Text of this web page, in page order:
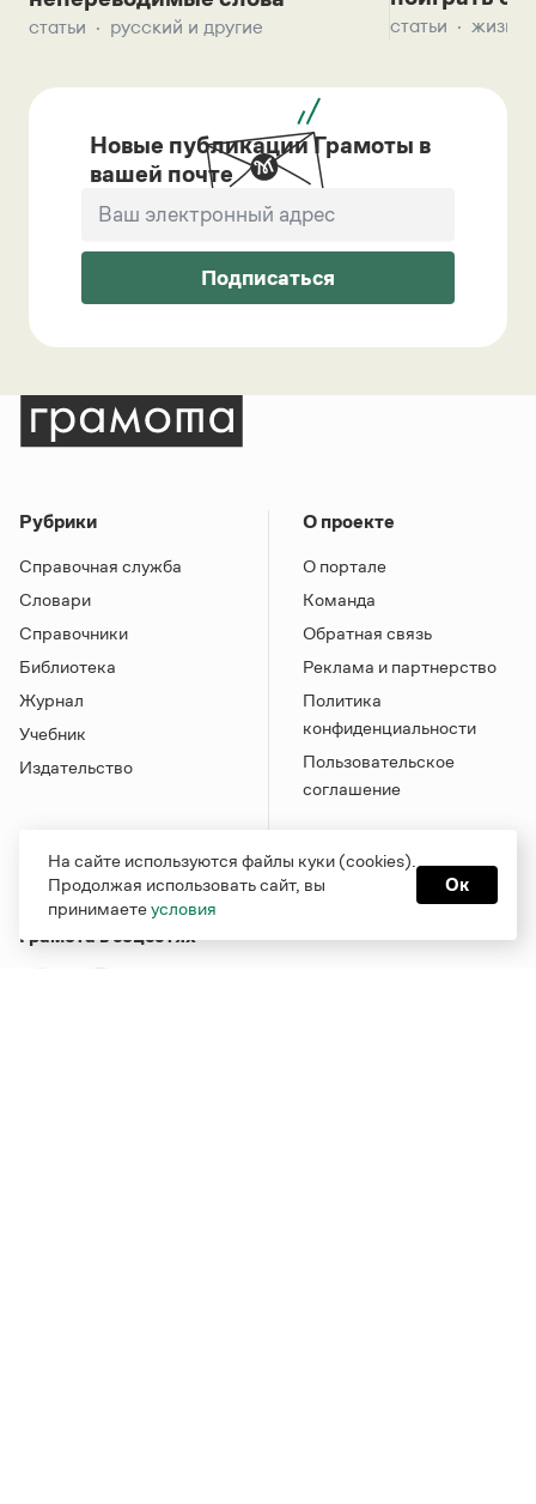
статьи русский и другие статьи жизнь
Новые публикации Грамоты в
вашей почте
Подписаться
Рубрики
Справочная служба
Словари
Справочники
Библиотека
Журнал
Учебник
Издательство
О проекте
О портале
Команда
Обратная связь
Реклама и партнерство
Политика
конфиденциальности
Пользовательское
соглашение
Грамота в соцсетях
На сайте используются файлы куки (cookies).
Продолжая использовать сайт, вы
принимаетеусловия
Ок